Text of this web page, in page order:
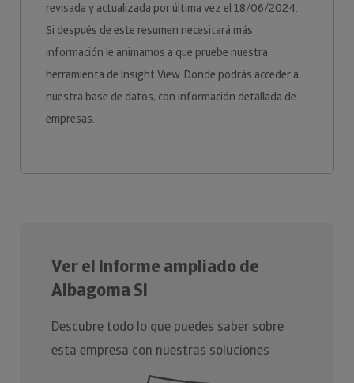
revisada y actualizada por última vez el 18/06/2024.
Si después de este resumen necesitará más
información le animamos a que pruebe nuestra
herramienta de Insight View. Donde podrás acceder a
nuestra base de datos, con información detallada de
empresas.
Ver el Informe ampliado de
Albagoma Sl
Descubre todo lo que puedes saber sobre
esta empresa con nuestras soluciones